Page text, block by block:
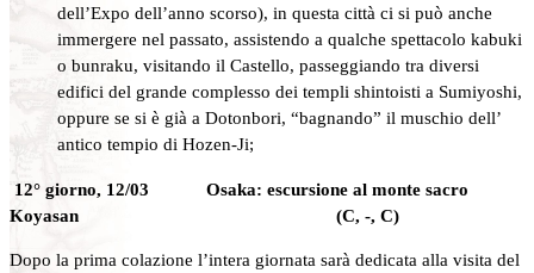
dell’Expo dell’anno scorso), in questa città ci si può anche
immergere nel passato, assistendo a qualche spettacolo kabuki
o bunraku, visitando il Castello, passeggiando tra diversi
edifici del grande complesso dei templi shintoisti a Sumiyoshi,
oppure se si è già a Dotonbori, “bagnando” il muschio dell’
antico tempio di Hozen-Ji;
12° giorno, 12/03 Osaka: escursione al monte sacro
Koyasan (C, -, C)
Dopo la prima colazione l’intera giornata sarà dedicata alla visita del